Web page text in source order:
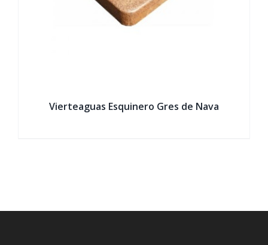
Vierteaguas Esquinero Gres de Nava